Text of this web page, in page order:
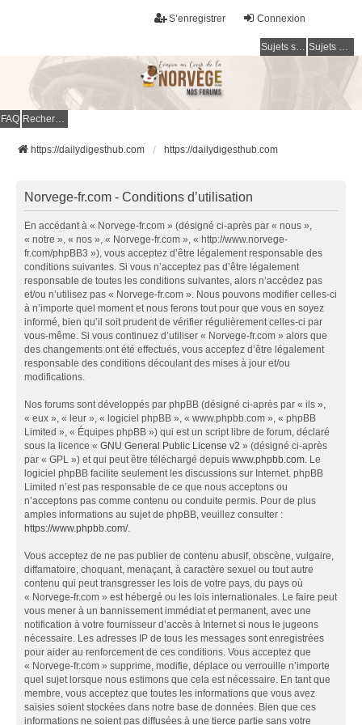
Connexion
S’enregistrer
Sujets sans réponse Sujets actifs
FAQ Rechercher
https://dailydigesthub.com https://dailydigesthub.com
Norvege-fr.com - Conditions d’utilisation
En accédant à « Norvege-fr.com » (désigné ci-après par « nous »,
« notre », « nos », « Norvege-fr.com », « http://www.norvege-
fr.com/phpBB3 »), vous acceptez d’être légalement responsable des
conditions suivantes. Si vous n’acceptez pas d’être légalement
responsable de toutes les conditions suivantes, alors n’accédez pas
et/ou n’utilisez pas « Norvege-fr.com ». Nous pouvons modifier celles-ci
à n’importe quel moment et nous ferons tout pour que vous en soyez
informé, bien qu’il soit prudent de vérifier régulièrement celles-ci par
vous-même. Si vous continuez d’utiliser « Norvege-fr.com » alors que
des changements ont été effectués, vous acceptez d’être légalement
responsable des conditions découlant des mises à jour et/ou
modifications.
Nos forums sont développés par phpBB (désigné ci-après par « ils »,
« eux », « leur », « logiciel phpBB », « www.phpbb.com », « phpBB
Limited », « Équipes phpBB ») qui est un script libre de forum, déclaré
sous la licence « GNU General Public License v2 » (désigné ci-après
par « GPL ») et qui peut être téléchargé depuis www.phpbb.com. Le
logiciel phpBB facilite seulement les discussions sur Internet. phpBB
Limited n’est pas responsable de ce que nous acceptons ou
n’acceptons pas comme contenu ou conduite permis. Pour de plus
amples informations au sujet de phpBB, veuillez consulter :
https://www.phpbb.com/.
Vous acceptez de ne pas publier de contenu abusif, obscène, vulgaire,
diffamatoire, choquant, menaçant, à caractère sexuel ou tout autre
contenu qui peut transgresser les lois de votre pays, du pays où
« Norvege-fr.com » est hébergé ou les lois internationales. Le faire peut
vous mener à un bannissement immédiat et permanent, avec une
notification à votre fournisseur d’accès à Internet si nous le jugeons
nécessaire. Les adresses IP de tous les messages sont enregistrées
pour aider au renforcement de ces conditions. Vous acceptez que
« Norvege-fr.com » supprime, modifie, déplace ou verrouille n’importe
quel sujet lorsque nous estimons que cela est nécessaire. En tant que
membre, vous acceptez que toutes les informations que vous avez
saisies soient stockées dans notre base de données. Bien que ces
informations ne soient pas diffusées à une tierce partie sans votre